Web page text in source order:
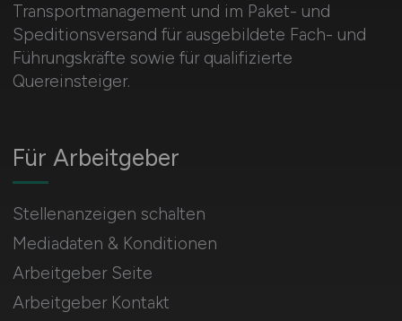
Transportmanagement und im Paket- und
Speditionsversand für ausgebildete Fach- und
Führungskräfte sowie für qualifizierte
Quereinsteiger.
Für Arbeitgeber
Stellenanzeigen schalten
Mediadaten & Konditionen
Arbeitgeber Seite
Arbeitgeber Kontakt